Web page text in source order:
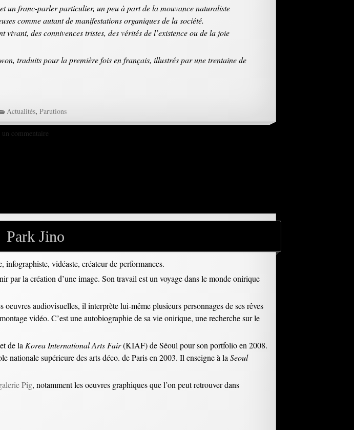
un franc-parler particulier, un peu à part de la mouvance naturaliste
comme autant de manifestations organiques de la société.
des connivences tristes, des vérités de l’existence ou de la joie
traduits pour la première fois en français, illustrés par une trentaine de
Actualités, Parutions
un commentaire
Park Jino
infographiste, vidéaste, créateur de performances.
par la création d’une image. Son travail est un voyage dans le monde onirique
audiovisuelles, il interprète lui-même plusieurs personnages de ses rêves
vidéo. C’est une autobiographie de sa vie onirique, une recherche sur le
de la Korea InternationalArts Fair(KIAF) de Séoul pour son portfolio en 2008.
nationale supérieure des arts déco. de Paris en 2003. Il enseigne à la Seoul
Pig, notamment les oeuvres graphiques que l’on peut retrouver dans